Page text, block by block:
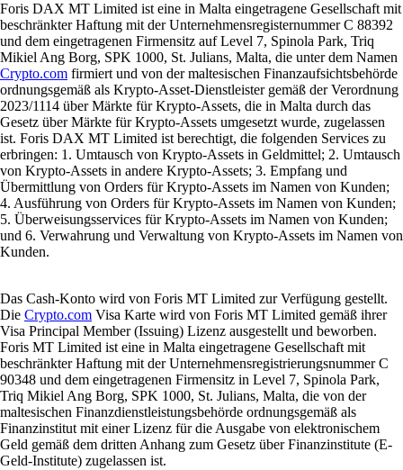
Foris DAX MT Limited ist eine in Malta eingetragene Gesellschaft mit
beschränkter Haftung mit der Unternehmensregisternummer C 88392
und dem eingetragenen Firmensitz auf Level 7, Spinola Park, Triq
Mikiel Ang Borg, SPK 1000, St. Julians, Malta, die unter dem Namen
Crypto.com firmiert und von der maltesischen Finanzaufsichtsbehörde
ordnungsgemäß als Krypto-Asset-Dienstleister gemäß der Verordnung
2023/1114 über Märkte für Krypto-Assets, die in Malta durch das
Gesetz über Märkte für Krypto-Assets umgesetzt wurde, zugelassen
ist. Foris DAX MT Limited ist berechtigt, die folgenden Services zu
erbringen: 1. Umtausch von Krypto-Assets in Geldmittel; 2. Umtausch
von Krypto-Assets in andere Krypto-Assets; 3. Empfang und
Übermittlung von Orders für Krypto-Assets im Namen von Kunden;
4. Ausführung von Orders für Krypto-Assets im Namen von Kunden;
5. Überweisungsservices für Krypto-Assets im Namen von Kunden;
und 6. Verwahrung und Verwaltung von Krypto-Assets im Namen von
Kunden.
Das Cash-Konto wird von Foris MT Limited zur Verfügung gestellt.
Die Crypto.com Visa Karte wird von Foris MT Limited gemäß ihrer
Visa Principal Member (Issuing) Lizenz ausgestellt und beworben.
Foris MT Limited ist eine in Malta eingetragene Gesellschaft mit
beschränkter Haftung mit der Unternehmensregistrierungsnummer C
90348 und dem eingetragenen Firmensitz in Level 7, Spinola Park,
Triq Mikiel Ang Borg, SPK 1000, St. Julians, Malta, die von der
maltesischen Finanzdienstleistungsbehörde ordnungsgemäß als
Finanzinstitut mit einer Lizenz für die Ausgabe von elektronischem
Geld gemäß dem dritten Anhang zum Gesetz über Finanzinstitute (E-
Geld-Institute) zugelassen ist.